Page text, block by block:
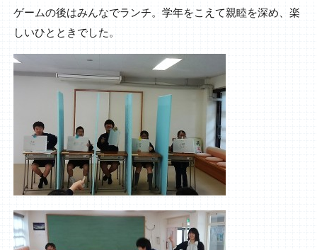
ゲームの後はみんなでランチ。学年をこえて親睦を深め、楽
しいひとときでした。